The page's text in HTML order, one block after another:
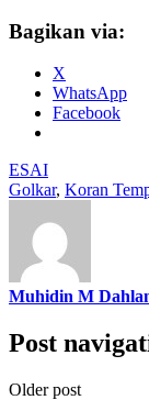
Bagikan via:
X
WhatsApp
Facebook
ESAI
Golkar, Koran
Muhidin M
Post
Older post